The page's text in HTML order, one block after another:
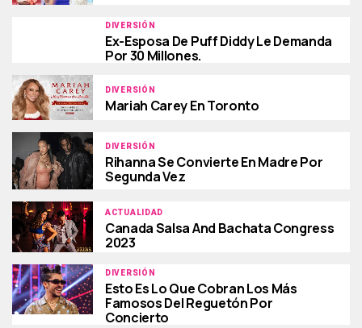
DIVERSIÓN
Ex-Esposa De Puff Diddy Le Demanda
Por 30 Millones.
DIVERSIÓN
Mariah Carey En Toronto
DIVERSIÓN
Rihanna Se Convierte En Madre Por
Segunda Vez
ACTUALIDAD
Canada Salsa And Bachata Congress
2023
DIVERSIÓN
Esto Es Lo Que Cobran Los Más
Famosos Del Reguetón Por
Concierto